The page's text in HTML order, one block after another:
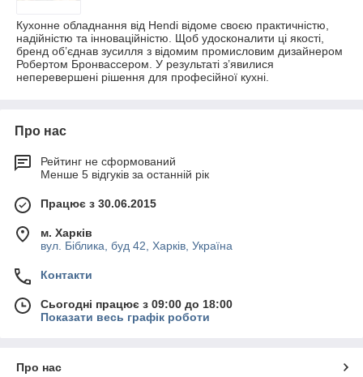
Кухонне обладнання від Hendi відоме своєю практичністю,
надійністю та інноваційністю. Щоб удосконалити ці якості,
бренд об’єднав зусилля з відомим промисловим дизайнером
Робертом Бронвассером. У результаті з’явилися
неперевершені рішення для професійної кухні.
Про нас
Рейтинг не сформований
Менше 5 відгуків за останній рік
Працює з 30.06.2015
м. Харків
вул. Біблика, буд 42, Харків, Україна
Контакти
Сьогодні працює з 09:00 до 18:00
Показати весь графік роботи
Про нас